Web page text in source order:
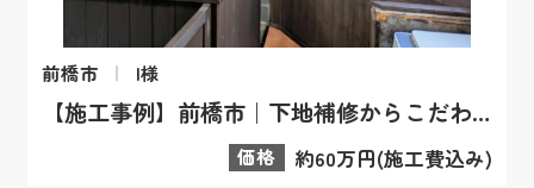
前橋市 I様
【施工事例】前橋市｜下地補修からこだわる「内装塗装」で上質な空間へ
価格 約60万円(施工費込み)